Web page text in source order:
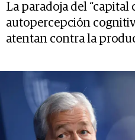
La paradoja del “capital
autopercepción
atentan contra la